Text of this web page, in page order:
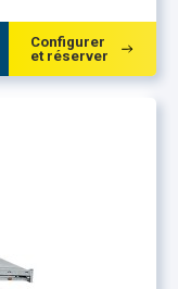
Configurer
et réserver